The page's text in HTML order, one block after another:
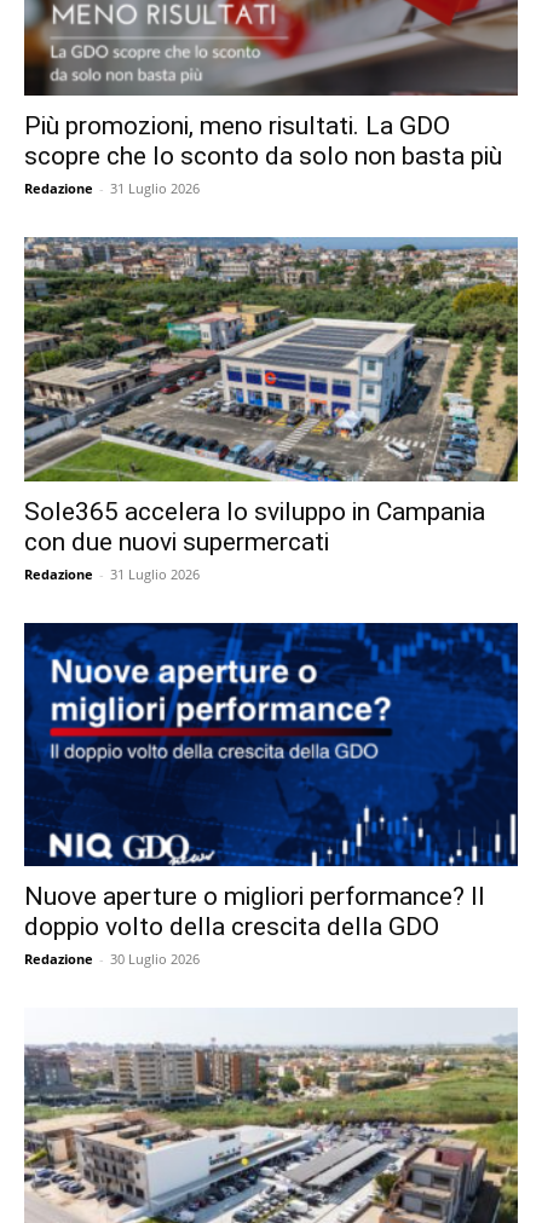
Più promozioni, meno risultati. La GDO
scopre che lo sconto da solo non basta più
Redazione - 31 Luglio 2026
Sole365 accelera lo sviluppo in Campania
con due nuovi supermercati
Redazione - 31 Luglio 2026
Nuove aperture o migliori performance? Il
doppio volto della crescita della GDO
Redazione - 30 Luglio 2026